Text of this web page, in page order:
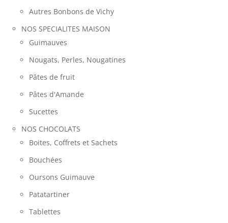
Autres Bonbons de Vichy
NOS SPECIALITES MAISON
Guimauves
Nougats, Perles, Nougatines
Pâtes de fruit
Pâtes d'Amande
Sucettes
NOS CHOCOLATS
Boites, Coffrets et Sachets
Bouchées
Oursons Guimauve
Patatartiner
Tablettes